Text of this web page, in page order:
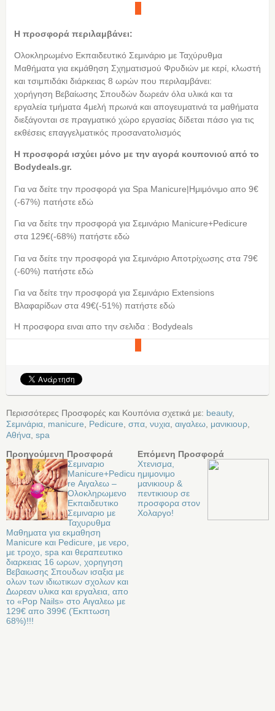
Η προσφορά περιλαμβάνει:
Oλοκληρωμένο Eκπαιδευτικό Σεμινάριο με Ταχύρυθμα
Μαθήματα για εκμάθηση Σχηματισμού Φρυδιών με κερί, κλωστή
και τσιμπιδάκι διάρκειας 8 ωρών που περιλαμβάνει:
χορήγηση Βεβαίωσης Σπουδών δωρεάν όλα υλικά και τα
εργαλεία τμήματα 4μελή πρωινά και απογευματινά τα μαθήματα
διεξάγονται σε πραγματικό χώρο εργασίας δίδεται πάσο για τις
εκθέσεις επαγγελματικός προσανατολισμός
Η προσφορά ισχύει μόνο με την αγορά κουπονιού από τo
Bodydeals.gr.
Για να δείτε την προσφορά για Spa Manicure|Ημιμόνιμο απο 9€
(-67%) πατήστε εδώ
Για να δείτε την προσφορά για Σεμινάριο Manicure+Pedicure
στα 129€(-68%) πατήστε εδώ
Για να δείτε την προσφορά για Σεμινάριο Αποτρίχωσης στα 79€
(-60%) πατήστε εδώ
Για να δείτε την προσφορά για Σεμινάριο Extensions
Βλαφαρίδων στα 49€(-51%) πατήστε εδώ
Η προσφορα ειναι απο την σελιδα : Bodydeals
Περισσότερες Προσφορές και Κουπόνια σχετικά με: beauty,
Σεμινάρια manicure Pedicure σπα νυχια αιγαλεω μανικιουρ
Αθήνα spa
Προηγούμενη Προσφορά
Σεμιναριο
Manicure+Pedicu
re Αιγαλεω –
Oλοκληρωμενο
Eκπαιδευτικο
Σεμιναριο με
Ταχυρυθμα
Μαθηματα για εκμαθηση
Manicure και Pedicure, με νερο,
με τροχο, spa και θεραπευτικο
διαρκειας 16 ωρων, χορηγηση
Βεβαιωσης Σπουδων ισαξια με
ολων των ιδιωτικων σχολων και
Δωρεαν υλικα και εργαλεια, απο
το «Pop Nails» στo Αιγαλεω με
129€ απο 399€ (Έκπτωση
68%)!!!
Επόμενη Προσφορά
Xτενισμα,
ημιμονιμο
μανικιουρ &
πεντικιουρ σε
προσφορα στον
Χολαργο!